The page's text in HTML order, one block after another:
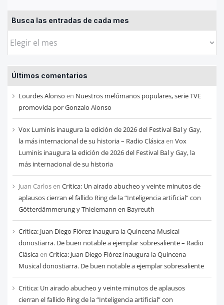
Busca las entradas de cada mes
Busca
entradas
de
cada
mes
Últimos comentarios
Lourdes Alonso en Nuestros melómanos populares, serie TVE
promovida por Gonzalo Alonso
Vox Luminis inaugura la edición de 2026 del Festival Bal y Gay,
la más internacional de su historia – Radio Clásicaen Vox
Luminis inaugura la edición de 2026 del Festival Bal y Gay, la
más internacional de su historia
Juan Carlosen Critica: Un airado abucheo y veinte minutos de
aplausos cierran el fallido Ring de la “Inteligencia artificial” con
Götterdämmerung y Thielemann en Bayreuth
Crítica: Juan Diego Flórez inaugura la Quincena Musical
donostiarra. De buen notable a ejemplar sobresaliente – Radio
Clásicaen Crítica: Juan Diego Flórez inaugura la Quincena
Musical donostiarra. De buen notable a ejemplar sobresaliente
Critica: Un airado abucheo y veinte minutos de aplausos
cierran el fallido Ring de la “Inteligencia artificial” con